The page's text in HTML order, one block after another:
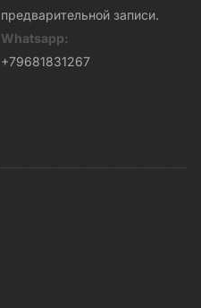
предварительной записи.
Whatsapp:
+79681831267